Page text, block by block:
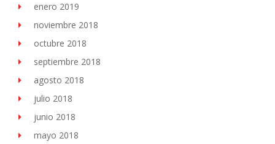
enero 2019
noviembre 2018
octubre 2018
septiembre 2018
agosto 2018
julio 2018
junio 2018
mayo 2018